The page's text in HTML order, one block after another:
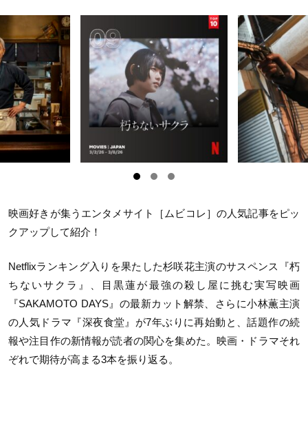
映画好きが集うエンタメサイト［ムビコレ］の人気記事をピッ
クアップして紹介！
Netflixランキング入りを果たした杉咲花主演のサスペンス『朽
ちないサクラ』、目黒蓮が最強の殺し屋に挑む実写映画
『SAKAMOTO DAYS』の最新カット解禁、さらに小林薫主演
の人気ドラマ『深夜食堂』が7年ぶりに再始動と、話題作の続
報や注目作の新情報が読者の関心を集めた。映画・ドラマそれ
ぞれで期待が高まる3本を振り返る。